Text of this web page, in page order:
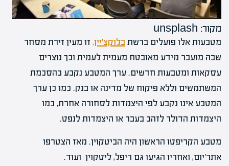
מקור: unsplash
מטבעות אלו פועלים ברשת בלוקצ'יין, זו מעין זירת מסחר
שבה מועבר מידע מאובטח מעמית לעמית וכך נוצרים
עסקאות ומטבעות חדשים. ערך המטבע נקבע בהסכמת
המשתמשים וללא פיקוח של מדינה או בנק. כמו כן ערך
המטבע אינו נקבע לפי היצמדות לסחורה אחרת, כמו
היצמדות הדולר לזהב בעבר או היצמדות לנפט.
מטבע הקריפטו הראשון היה הביטקוין. מאז הצטרפו
אתר'יום, ואחריו הגיעו גם ריפל, ליטקוין ועוד.